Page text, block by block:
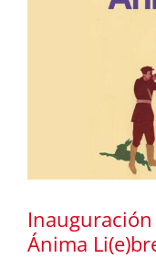
Ánima